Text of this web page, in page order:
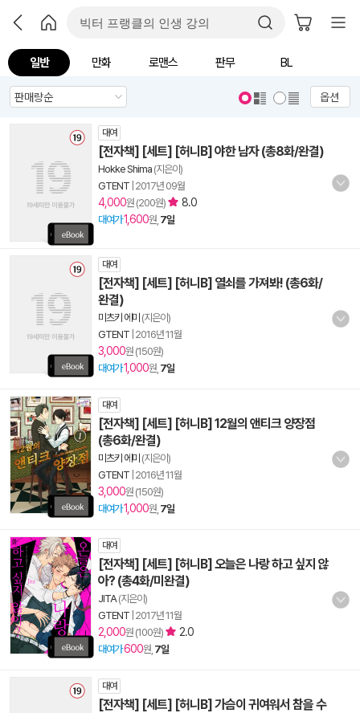
일반 만화 로맨스 판무 BL
옵션
대여
[전자책] [세트] [허니B] 야한 남자 (총8화/완결)
Hokke Shima (지은이)
GTENT 2017년 09월
4,000원 (200원) 8.0
대여가1,600원, 7일
대여
[전자책] [세트] [허니B] 열쇠를 가져봐! (총6화/
완결)
미츠키 에미 (지은이)
GTENT 2016년 11월
3,000원 (150원)
대여가1,000원, 7일
대여
[전자책] [세트] [허니B] 12월의 앤티크 양장점
(총6화/완결)
미츠키 에미 (지은이)
GTENT 2016년 11월
3,000원 (150원)
대여가1,000원, 7일
대여
[전자책] [세트] [허니B] 오늘은 나랑 하고 싶지 않
아? (총4화/미완결)
JITA(지은이)
GTENT 2017년 11월
2,000원 (100원) 2.0
대여가600원, 7일
대여
[전자책] [세트] [허니B] 가슴이 귀여워서 참을 수